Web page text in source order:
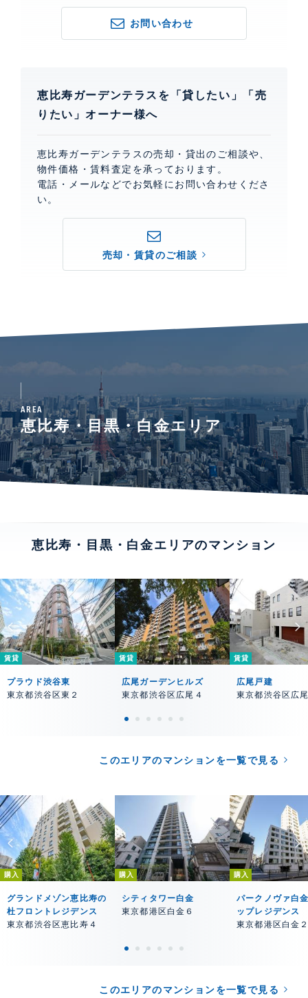
お問い合わせ
恵比寿ガーデンテラスを「貸したい」「売
りたい」オーナー様へ
恵比寿ガーデンテラスの売却・貸出のご相談や、
物件価格・賃料査定を承っております。
電話・メールなどでお気軽にお問い合わせくださ
い。
売却・賃貸のご相談
AREA
恵比寿・目黒・白金エリア
恵比寿・目黒・白金エリアのマンション
賃貸
プラウド渋谷東
東京都渋谷区東２
賃貸
広尾ガーデンヒルズ
東京都渋谷区広尾４
賃貸
広尾戸建
東京都渋谷区広
このエリアのマンションを一覧で見る
購入
グランドメゾン恵比寿の
杜フロントレジデンス
東京都渋谷区恵比寿４
購入
シティタワー白金
東京都港区白金６
購入
パークノヴァ白
ップレジデンス
東京都港区白金
このエリアのマンションを一覧で見る